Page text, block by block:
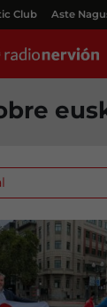
Club Aste